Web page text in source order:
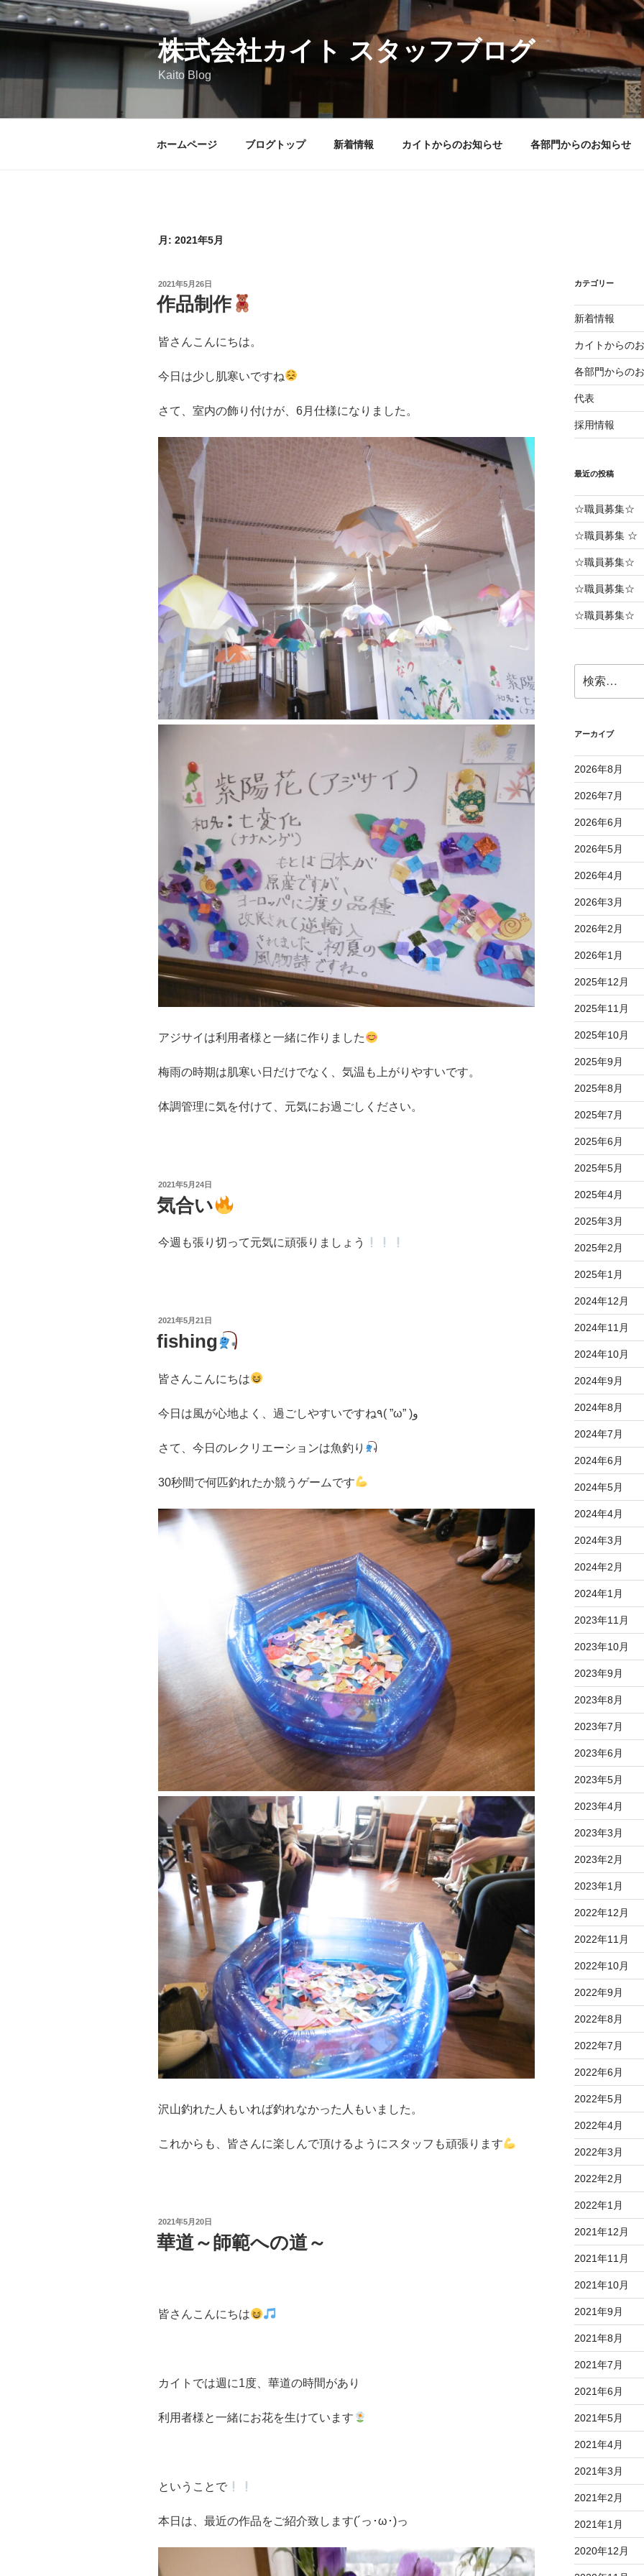
コ
ン
ツ
株式会社カイト スタッフブログ
Kaito Blog
ホームページ ブログトップ 新着情報 カイトからのお知らせ 各部門からのお知らせ
月: 2021年5月
投
稿
日:
2021年5月26日
作品制作
皆さんこんにちは。
今日は少し肌寒いですね
さて、室内の飾り付けが、6月仕様になりました。
アジサイは利用者様と一緒に作りました
梅雨の時期は肌寒い日だけでなく、気温も上がりやすいです。
体調管理に気を付けて、元気にお過ごしください。
投
稿
日:
2021年5月24日
気合い
今週も張り切って元気に頑張りましょう
投
2021年5月21日
fishing
皆さんこんにちは
今日は風が心地よく、過ごしやすいですね٩( ”ω” )و
さて、今日のレクリエーションは魚釣り
30秒間で何匹釣れたか競うゲームです
沢山釣れた人もいれば釣れなかった人もいました。
これからも、皆さんに楽しんで頂けるようにスタッフも頑張ります
投
稿
日:
2021年5月20日
華道～師範への道～
皆さんこんにちは
カイトでは週に1度、華道の時間があり
利用者様と一緒にお花を生けています
ということで
本日は、最近の作品をご紹介致します(´っ･ω･)っ
カテゴリー
新着情報
カイトからの
各部門からの
代表
採用情報
最近の投稿
☆職員募集☆
☆職員募集 ☆
☆職員募集☆
☆職員募集☆
☆職員募集☆
索:
アーカイブ
2026年8月
2026年7月
2026年6月
2026年5月
2026年4月
2026年3月
2026年2月
2026年1月
2025年12月
2025年11月
2025年10月
2025年9月
2025年8月
2025年7月
2025年6月
2025年5月
2025年4月
2025年3月
2025年2月
2025年1月
2024年12月
2024年11月
2024年10月
2024年9月
2024年8月
2024年7月
2024年6月
2024年5月
2024年4月
2024年3月
2024年2月
2024年1月
2023年11月
2023年10月
2023年9月
2023年8月
2023年7月
2023年6月
2023年5月
2023年4月
2023年3月
2023年2月
2023年1月
2022年12月
2022年11月
2022年10月
2022年9月
2022年8月
2022年7月
2022年6月
2022年5月
2022年4月
2022年3月
2022年2月
2022年1月
2021年12月
2021年11月
2021年10月
2021年9月
2021年8月
2021年7月
2021年6月
2021年5月
2021年4月
2021年3月
2021年2月
2021年1月
2020年12月